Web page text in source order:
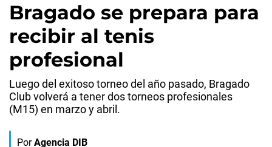
Bragado se prepara para
recibir al tenis
profesional
Luego del exitoso torneo del año pasado, Bragado
Club volverá a tener dos torneos profesionales
(M15) en marzo y abril.
Por Agencia DIB